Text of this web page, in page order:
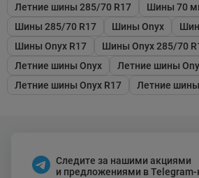
Летние шины 285/70 R17
Шины 70
Шины 285/70 R17
Шины Onyx
Шины Onyx R17
Шины Onyx 285/70
Летние шины Onyx
Летние шины
Летние шины Onyx R17
Летние
Следите за нашими акциями
и предложениями в Telegram-